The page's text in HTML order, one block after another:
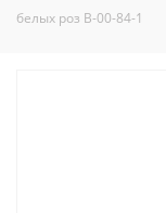
белых роз В-00-84-1